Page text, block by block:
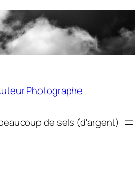
Photographe
de sels (d'argent)